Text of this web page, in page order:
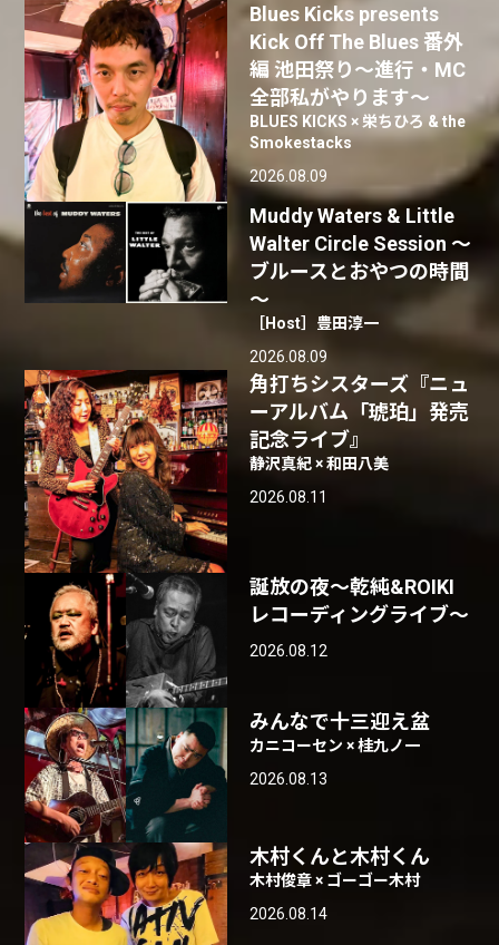
Blues Kicks presents
Kick Off The Blues 番外
編 池田祭り〜進行・MC
全部私がやります〜
BLUES KICKS × 栄ちひろ & the
Smokestacks
2026.08.09
Muddy Waters & Little
Walter Circle Session ～
ブルースとおやつの時間
～
［Host］豊田淳一
2026.08.09
角打ちシスターズ『ニュ
ーアルバム「琥珀」発売
記念ライブ』
静沢真紀 × 和田八美
2026.08.11
誕放の夜〜乾純&ROIKI
レコーディングライブ〜
2026.08.12
みんなで十三迎え盆
カニコーセン × 桂九ノ一
2026.08.13
木村くんと木村くん
木村俊章 × ゴーゴー木村
2026.08.14